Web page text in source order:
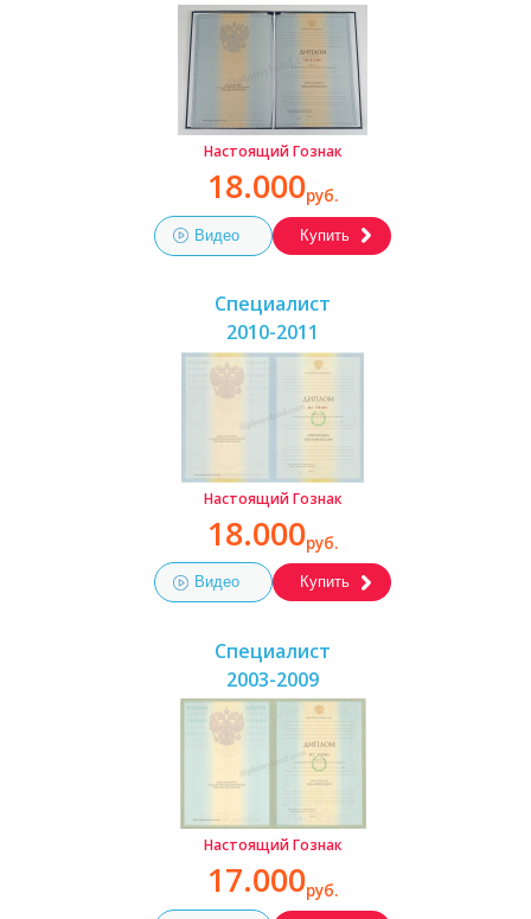
Настоящий Гознак
18.000руб.
Видео Купить
Специалист
2010-2011
Настоящий Гознак
18.000руб.
Видео Купить
Специалист
2003-2009
Настоящий Гознак
17.000руб.